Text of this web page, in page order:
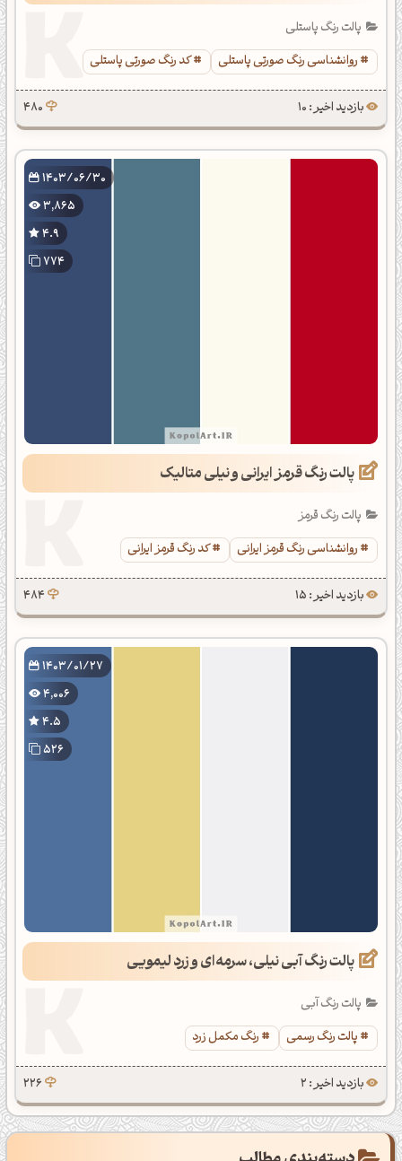
پالت رنگ پاستلی
روانشناسی رنگ صورتی پاستلی
کد رنگ صورتی پاستلی
بازدید اخیر : 10 480
1403/06/30
3,865
4.9
774
پالت رنگ قرمز ایرانی و نیلی متالیک
پالت رنگ قرمز
روانشناسی رنگ قرمز ایرانی
کد رنگ قرمز ایرانی
بازدید اخیر : 15 484
1403/01/27
4,006
4.5
526
پالت رنگ آبی نیلی، سرمه‌ای و زرد لیمویی
پالت رنگ آبی
پالت رنگ رسمی
رنگ مکمل زرد
بازدید اخیر : 2 226